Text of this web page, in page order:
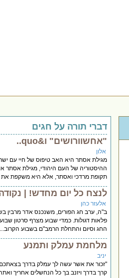
דברי תורה על חגים
"אחשוורושים" ו&quo..
אלון
מגילת אסתר היא האב טיפוס של חיי עם
ההיסטוריה של העם היהודי, מגילת אסתר
תקופת מרדכי ואסתר, אלא היא משקפת את
לנצח כל יום מחדש! |
אלעזר כהן
ב"ה, ערב חג הפורים, משנכנס אדר
פלאות דגולות. כמדי שבוע מצרף סרטון
החג וסיום והתחלת הרמב"ם בשבוע הקרוב...
מלחמת עמלק ותמנע
יניב
"זכור את אשר עשה לך עמלק בדרך
קרך בדרך ויזנב בך כל הנחשלים אחריך ואתה